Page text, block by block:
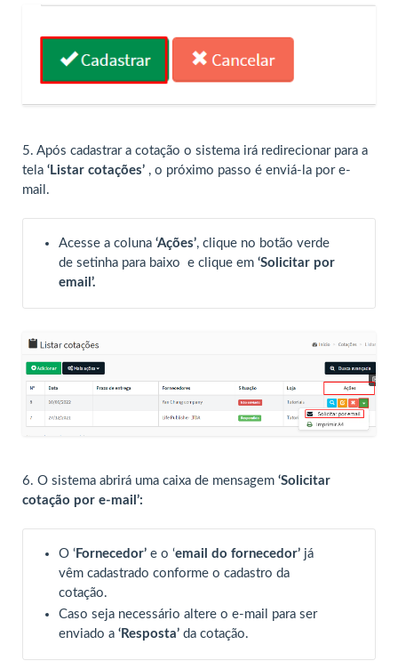
5. Após cadastrar a cotação o sistema irá redirecionar para a
tela ‘Listar cotações’ , o próximo passo é enviá-la por e-
mail.
Acesse a coluna ‘Ações’, clique no botão verde
de setinha para baixo e clique em ‘Solicitar por
email’.
6. O sistema abrirá uma caixa de mensagem ‘Solicitar
cotação por e-mail’:
O ‘ Fornecedor’ e o ‘email do fornecedor’ já
vêm cadastrado conforme o cadastro da
cotação.
Caso seja necessário altere o e-mail para ser
enviado a ‘Resposta’ da cotação.